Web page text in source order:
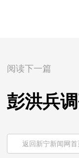
阅读下一篇
彭洪兵
返回新宁新闻网首